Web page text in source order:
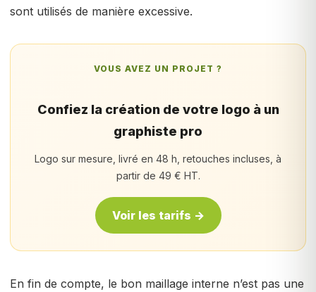
sont utilisés de manière excessive.
VOUS AVEZ UN PROJET ?
Confiez la création de votre logo à un
graphiste pro
Logo sur mesure, livré en 48 h, retouches incluses, à
partir de 49 € HT.
Voir les tarifs →
En fin de compte, le bon maillage interne n’est pas une